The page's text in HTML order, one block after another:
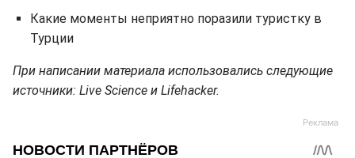
Какие моменты неприятно поразили туристку в
Турции
При написании материала использовались следующие
источники: Live Science и Lifehacker.